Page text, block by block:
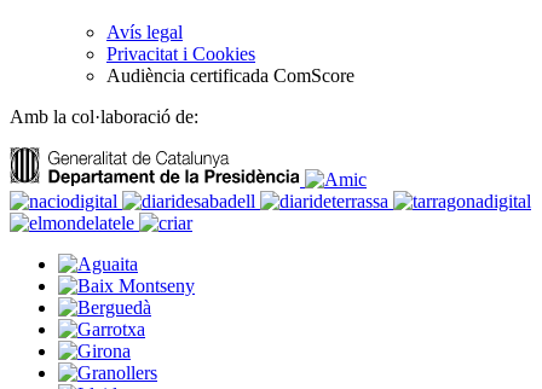
Avís legal
Privacitat i Cookies
Audiència certificada ComScore
Amb la col·laboració de: